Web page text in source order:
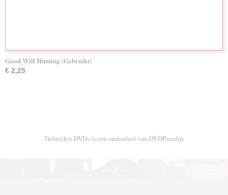
Good Will Hunting (Gebruikt)
€ 2,25
Gebruikte DVDs is een onderdeel van DVDParadijs